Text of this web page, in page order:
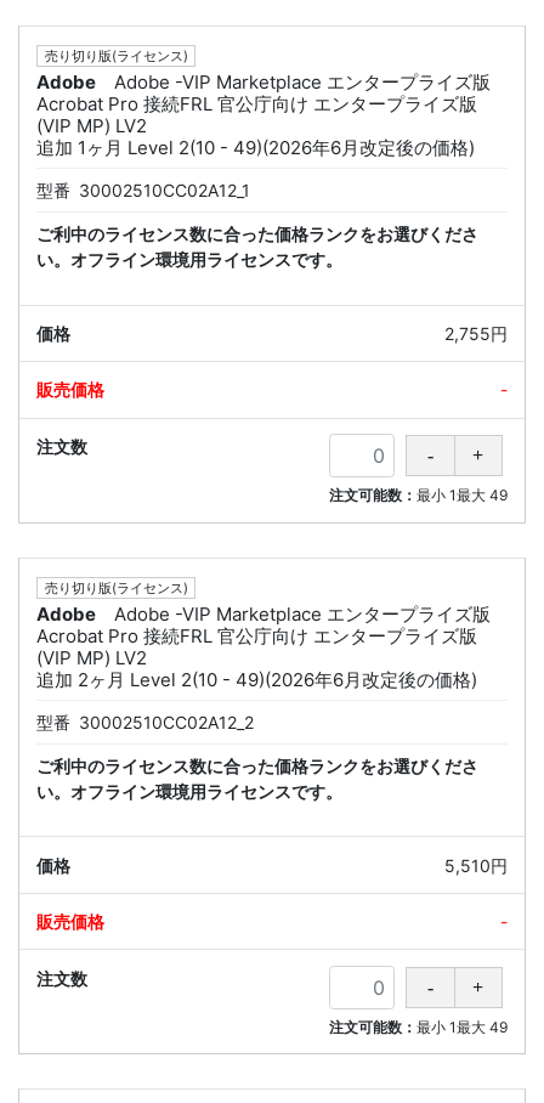
売り切り版(ライセンス)
Adobe
Adobe -VIP Marketplace エンタープライズ版
Acrobat Pro 接続FRL 官公庁向け エンタープライズ版
(VIP MP) LV2
追加 1ヶ月 Level 2(10 - 49)(2026年6月改定後の価格)
型番 30002510CC02A12_1
ご利中のライセンス数に合った価格ランクをお選びくださ
い。オフライン環境用ライセンスです。
2,755円
-
注文可能数： 最小 1最大 49
売り切り版(ライセンス)
Adobe
Adobe -VIP Marketplace エンタープライズ版
Acrobat Pro 接続FRL 官公庁向け エンタープライズ版
(VIP MP) LV2
追加 2ヶ月 Level 2(10 - 49)(2026年6月改定後の価格)
型番 30002510CC02A12_2
ご利中のライセンス数に合った価格ランクをお選びくださ
い。オフライン環境用ライセンスです。
5,510円
-
注文可能数： 最小 1最大 49